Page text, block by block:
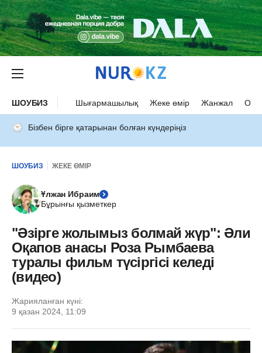
ШОУБИЗ Шығармашылық Жеке өмір Жанжал
Бізбен бірге қатарынан болған күндеріңіз
ШОУБИЗ ЖЕКЕ ӨМІР
Ұлжан Ибраим
Бұрынғы қызметкер
"Әзірге жолымыз болмай жүр": Әли
Оқапов анасы Роза Рымбаева
туралы фильм түсіргісі келеді
(видео)
Жарияланған күні:
9 қазан 2024, 11:09